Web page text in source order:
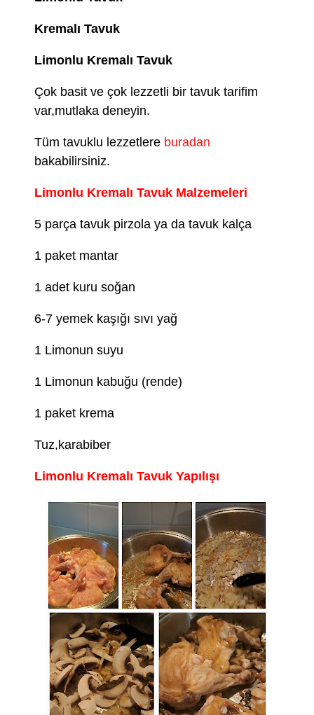
Kremalı Tavuk
Limonlu Kremalı Tavuk
Çok basit ve çok lezzetli bir tavuk tarifim
var,mutlaka deneyin.
Tüm tavuklu lezzetlere buradan
bakabilirsiniz.
Limonlu Kremalı Tavuk Malzemeleri
5 parça tavuk pirzola ya da tavuk kalça
1 paket mantar
1 adet kuru soğan
6-7 yemek kaşığı sıvı yağ
1 Limonun suyu
1 Limonun kabuğu (rende)
1 paket krema
Tuz,karabiber
Limonlu Kremalı Tavuk Yapılışı